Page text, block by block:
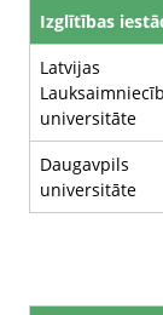
Izglītības
Latvijas
universitāte
Daugavpils
universitāte